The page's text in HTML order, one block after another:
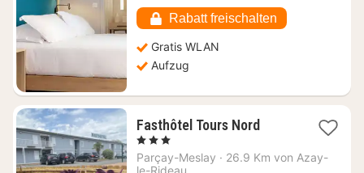
88,86
€
Rabatt freischalten
Gratis WLAN
Aufzug
Fasthôtel Tours Nord1
ab
, 3 Sterne
Parçay-Meslay · 26.9 Km von Azay-
le-Rideau